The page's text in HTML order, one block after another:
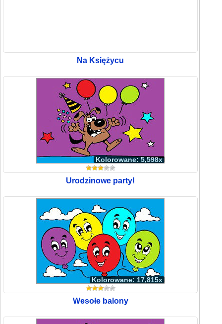
Na Księżycu
Kolorowane: 5,598x
Urodzinowe party!
Kolorowane: 17,815x
Wesołe balony